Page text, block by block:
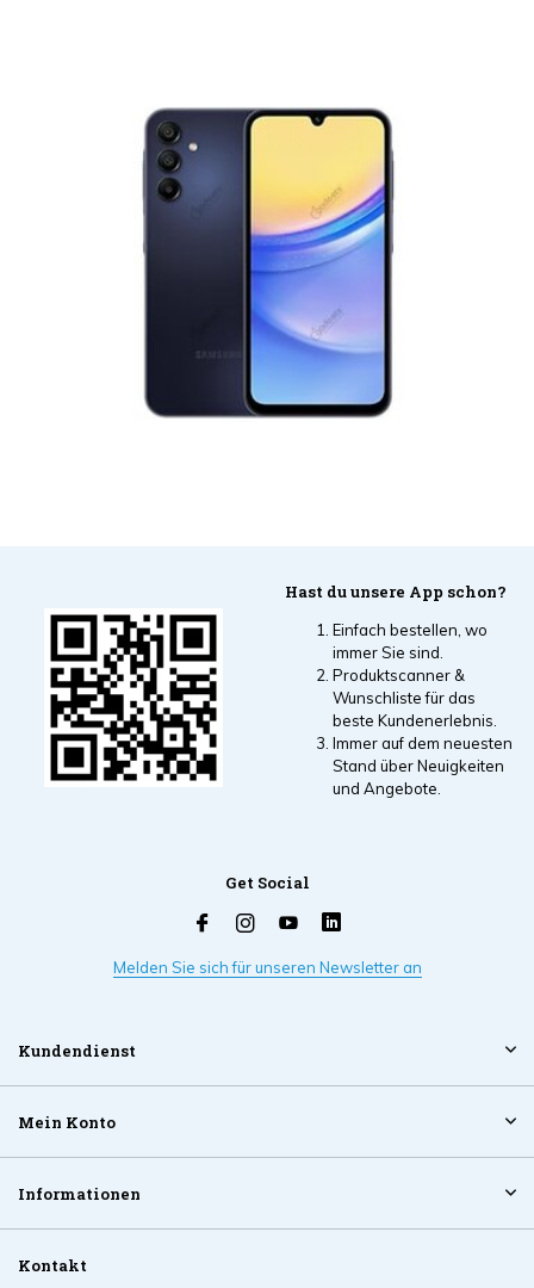
Hast du unsere App schon?
Einfach bestellen, wo
immer Sie sind.
Produktscanner &
Wunschliste für das
beste Kundenerlebnis.
Immer auf dem neuesten
Stand über Neuigkeiten
und Angebote.
Get Social
Melden Sie sich für unseren Newsletter an
Kundendienst
Mein Konto
Informationen
Kontakt